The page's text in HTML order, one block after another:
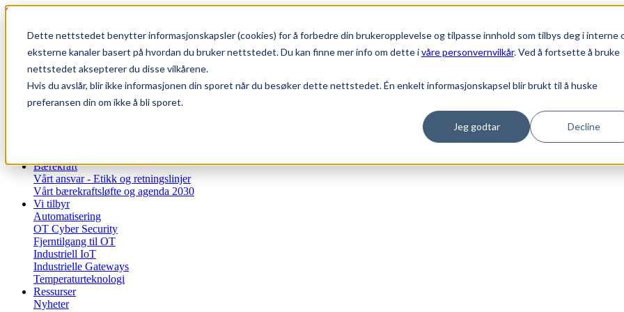
Dette nettstedet benytter informasjonskapsler (cookies) for å forbedre din brukeropplevelse og tilpasse innhold som tilbys deg i interne
eksterne kanaler basert på hvordan du bruker nettstedet. Du kan finne mer info om dette ivåre personvernvilkår. Ved å fortsette å bruke
nettstedet aksepterer du disse vilkårene.
Hvis du avslår, blir ikke informasjonen din sporet når du besøker dette nettstedet. Én enkelt informasjonskapsel blir brukt til å huske
preferansen din om ikke å bli sporet.
Jeg godtar Decline
Skip to main content
SUPPORT| WEBSHOP
Favoritter
Logg inn
Bærekraft
Vårt ansvar - Etikk og retningslinjer
Vårt bærekraftsløfte og agenda 2030
Vi tilbyr
Automatisering
OT Cyber Security
Fjerntilgang til OT
Industriell IoT
Industrielle Gateways
Temperaturteknologi
Ressurser
Nyheter